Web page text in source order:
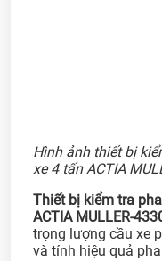
Hình ảnh thiết bị
xe 4 tấn ACTIA
Thiết bị kiểm tra
ACTIA MULLER-
trọng lượng cầu xe
và tính hiệu quả